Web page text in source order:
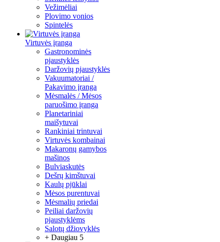
Vežimėliai
Plovimo vonios
Spintelės
Virtuvės įranga
Gastronominės
pjaustyklės
Daržovių pjaustyklės
Vakuumatoriai /
Pakavimo įranga
Mėsmalės / Mėsos
paruošimo įranga
Planetariniai
maišytuvai
Rankiniai trintuvai
Virtuvės kombainai
Makaronų gamybos
mašinos
Bulviaskutės
Dešrų kimštuvai
Kaulų pjūklai
Mėsos purentuvai
Mėsmalių priedai
Peiliai daržovių
pjaustyklėms
Salotų džiovyklės
+ Daugiau 5